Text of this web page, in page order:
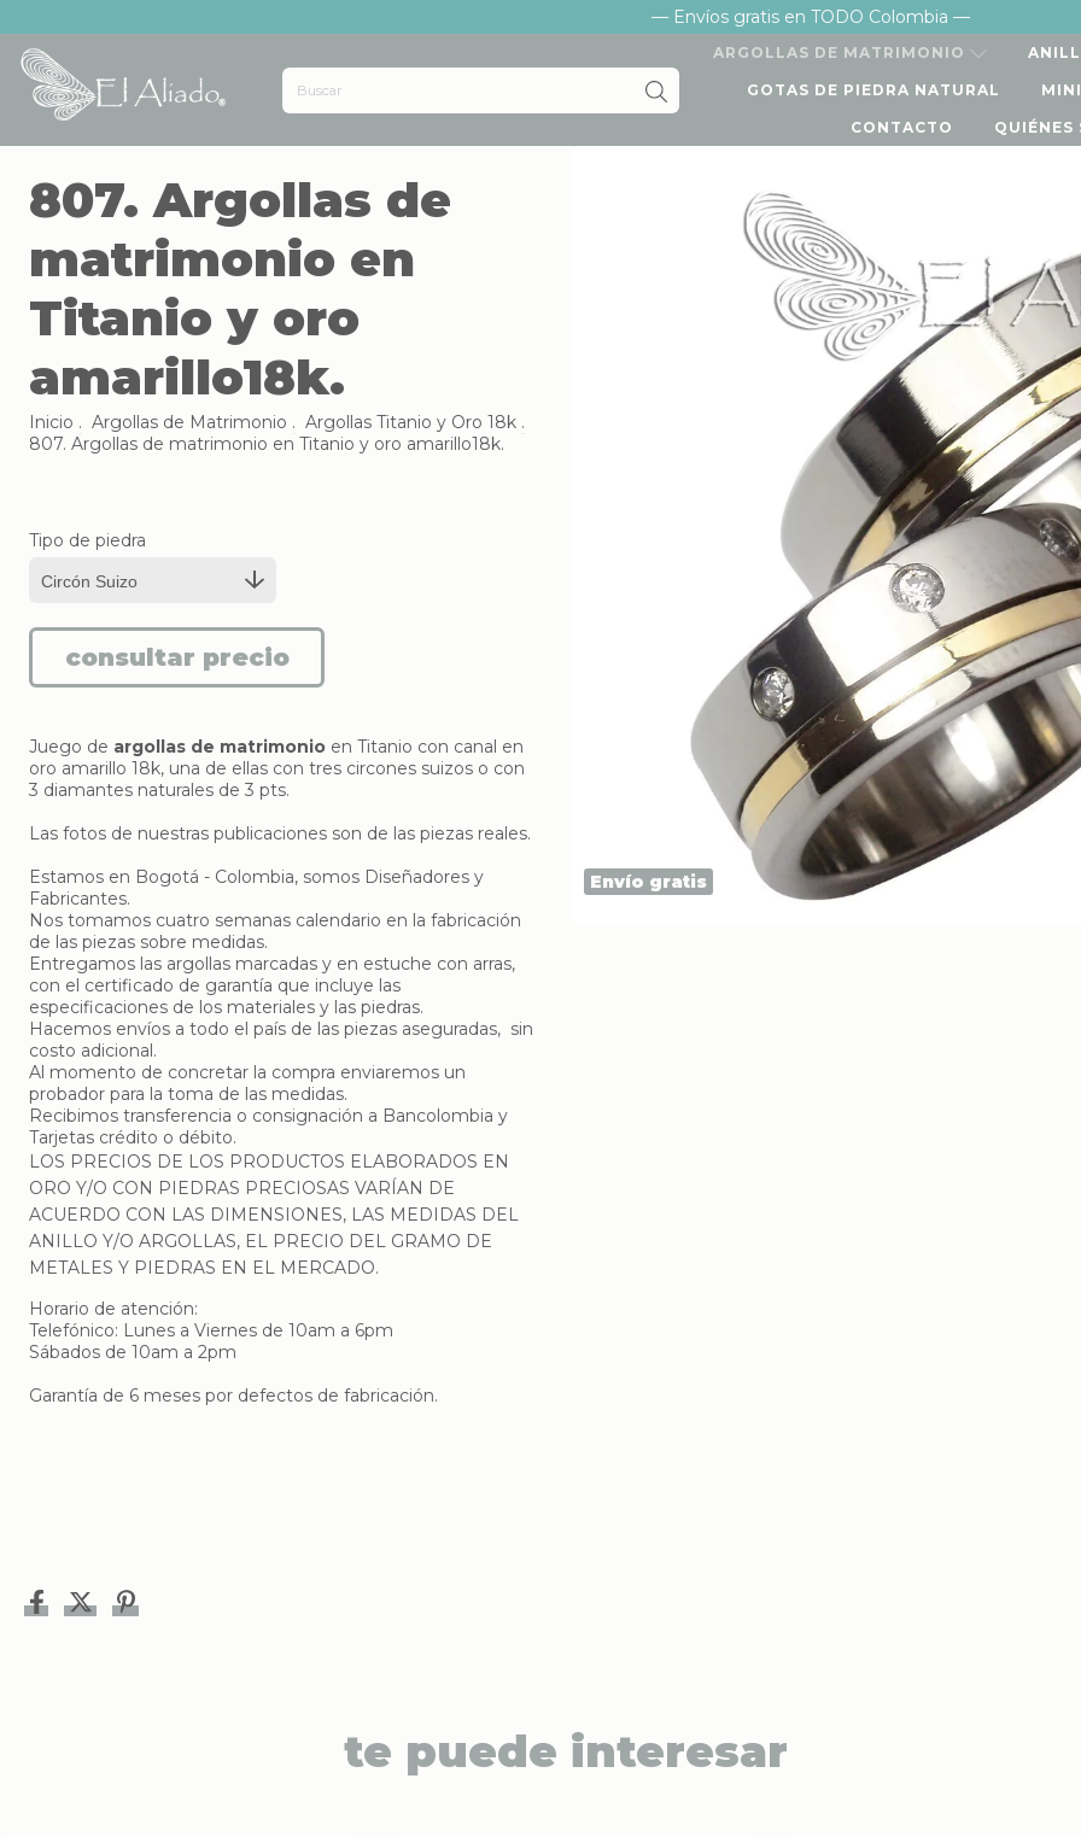
— Envíos gratis en TODO Colombia —
ARGOLLAS DE MATRIMONIO
GOTAS DE PIEDRA NATURAL
CONTACTO QUIÉNES
807. Argollas de
matrimonio en
Titanio y oro
amarillo18k.
Inicio . Argollas de Matrimonio . Argollas Titanio y Oro 18k .
807. Argollas de matrimonio en Titanio y oro amarillo18k.
Tipo de piedra
Juego de argollas de matrimonio en Titanio con canal en
oro amarillo 18k, una de ellas con tres circones suizos o con
3 diamantes naturales de 3 pts.
Las fotos de nuestras publicaciones son de las piezas reales.
Estamos en Bogotá - Colombia, somos Diseñadores y
Fabricantes.
Nos tomamos cuatro semanas calendario en la fabricación
de las piezas sobre medidas.
Entregamos las argollas marcadas y en estuche con arras,
con el certificado de garantía que incluye las
especificaciones de los materiales y las piedras.
Hacemos envíos a todo el país de las piezas aseguradas, sin
costo adicional.
Al momento de concretar la compra enviaremos un
probador para la toma de las medidas.
Recibimos transferencia o consignación a Bancolombia y
Tarjetas crédito o débito.
LOS PRECIOS DE LOS PRODUCTOS ELABORADOS EN
ORO Y/O CON PIEDRAS PRECIOSAS VARÍAN DE
ACUERDO CON LAS DIMENSIONES, LAS MEDIDAS DEL
ANILLO Y/O ARGOLLAS, EL PRECIO DEL GRAMO DE
METALES Y PIEDRAS EN EL MERCADO.
Horario de atención:
Telefónico: Lunes a Viernes de 10am a 6pm
Sábados de 10am a 2pm
Garantía de 6 meses por defectos de fabricación.
Envío gratis
te puede interesar